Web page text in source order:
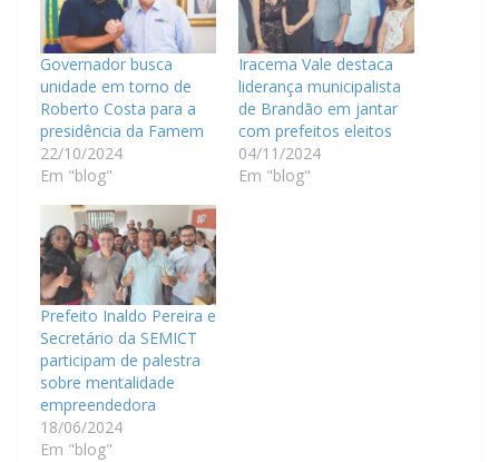
Governador busca
unidade em torno de
Roberto Costa para a
presidência da Famem
22/10/2024
Em "blog"
Iracema Vale destaca
liderança municipalista
de Brandão em jantar
com prefeitos eleitos
04/11/2024
Em "blog"
Prefeito Inaldo Pereira e
Secretário da SEMICT
participam de palestra
sobre mentalidade
empreendedora
18/06/2024
Em "blog"